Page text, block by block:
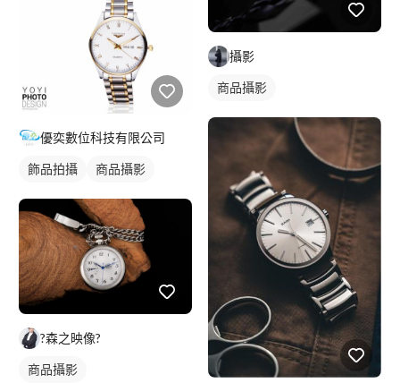
優奕數位科技有限公司
飾品拍攝 商品攝影
?森之映像?
商品攝影
攝影
商品攝影